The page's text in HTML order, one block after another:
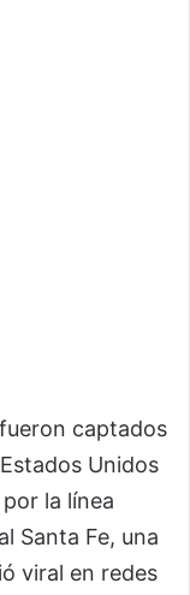
captados
Unidos
la línea
Santa Fe, una
viral en redes